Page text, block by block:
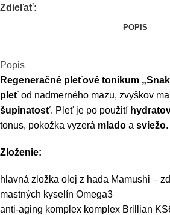
Zdieľať:
POPIS
Popis
Regeneračné pleťové tonikum
pleť od nadmerného mazu, zvyškov
šupinatosť. Pleť je po použití
tonus, pokožka vyzerá mlado a sviežo.
Zloženie:
hlavná zložka olej z hada Mamushi –
mastných kyselín Omega3
anti-aging komplex komplex Brillian